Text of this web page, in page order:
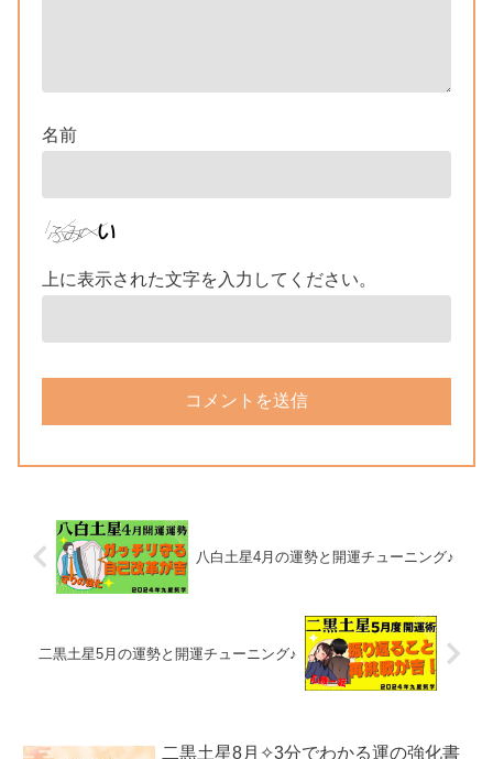
名前
上に表示された文字を入力してください。
八白土星4月の運勢と開運チューニング♪
二黒土星5月の運勢と開運チューニング♪
二黒土星8月✧3分でわかる運の強化書